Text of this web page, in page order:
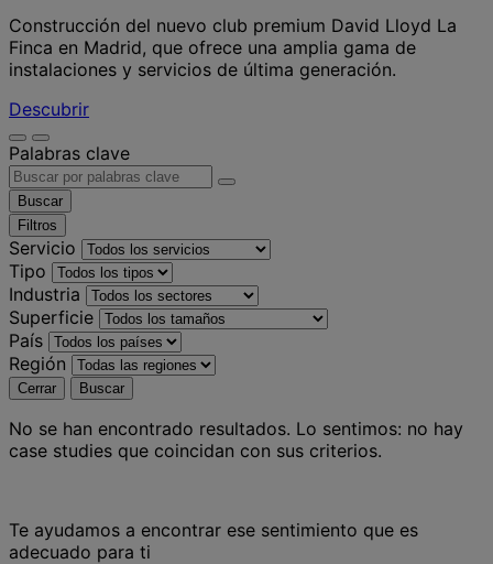
Construcción del nuevo club premium David Lloyd La
Finca en Madrid, que ofrece una amplia gama de
instalaciones y servicios de última generación.
Descubrir
Palabras clave
Buscar
Filtros
Servicio
Tipo
Industria
Superficie
País
Región
Cerrar Buscar
No se han encontrado resultados. Lo sentimos: no hay
case studies que coincidan con sus criterios.
Te ayudamos a encontrar ese sentimiento que es
adecuado para ti